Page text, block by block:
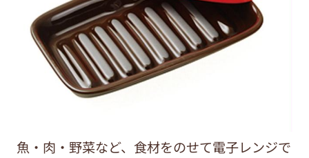
魚・肉・野菜など、食材をのせて電子レンジで